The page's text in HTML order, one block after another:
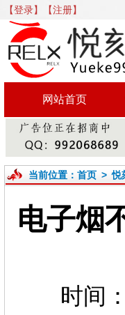
【登录】 【注册】
网站首页
当前位置： 首页>悦
电子烟
时间